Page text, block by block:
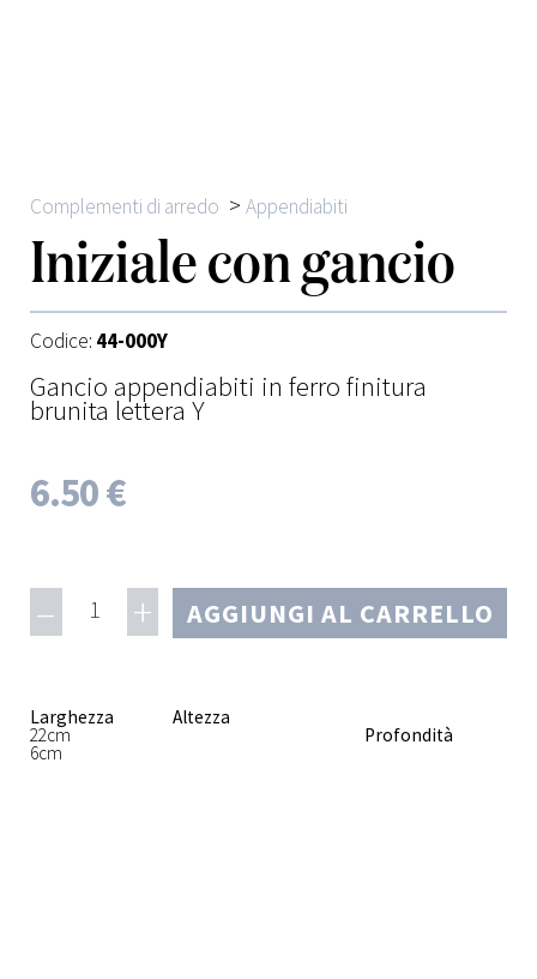
Complementi di arredo > Appendiabiti
Iniziale con gancio
Codice: 44-000Y
Gancio appendiabiti in ferro finitura
brunita lettera Y
6.50 €
– 1 + AGGIUNGI AL CARRELLO
Larghezza Altezza
22cm Profondità
6cm